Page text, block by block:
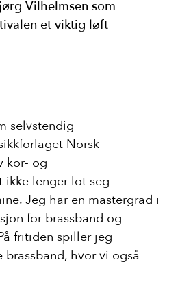
Vilhelmsen som
et viktig løft
selvstendig
Norsk
kor- og
ikke lenger lot seg
Jeg har en mastergrad i
for brassband og
fritiden spiller jeg
hvor vi også